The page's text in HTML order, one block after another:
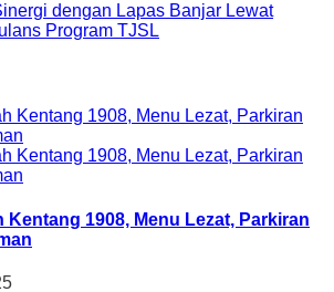
dengan Lapas Banjar Lewat
Program TJSL
Kentang 1908, Menu Lezat, Parkiran